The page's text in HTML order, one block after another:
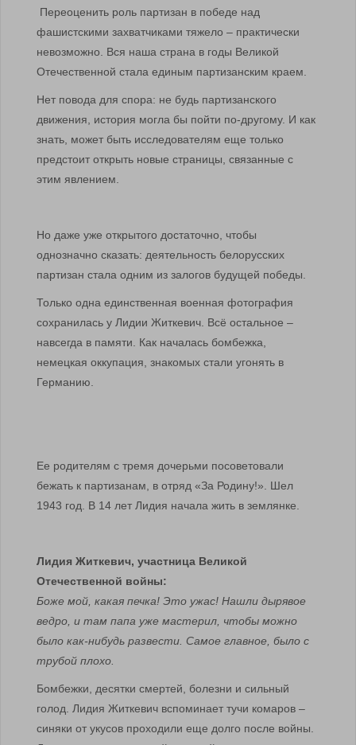
Переоценить роль партизан в победе над
фашистскими захватчиками тяжело – практически
невозможно. Вся наша страна в годы Великой
Отечественной стала единым партизанским краем.
Нет повода для спора: не будь партизанского
движения, история могла бы пойти по-другому. И как
знать, может быть исследователям еще только
предстоит открыть новые страницы, связанные с
этим явлением.
Но даже уже открытого достаточно, чтобы
однозначно сказать: деятельность белорусских
партизан стала одним из залогов будущей победы.
Только одна единственная военная фотография
сохранилась у Лидии Житкевич. Всё остальное –
навсегда в памяти. Как началась бомбежка,
немецкая оккупация, знакомых стали угонять в
Германию.
Ее родителям с тремя дочерьми посоветовали
бежать к партизанам, в отряд «За Родину!». Шел
1943 год. В 14 лет Лидия начала жить в землянке.
Лидия Житкевич, участница Великой
Отечественной войны:
Боже мой, какая печка! Это ужас! Нашли дырявое
ведро, и там папа уже мастерил, чтобы можно
было как-нибудь развести. Самое главное, было с
трубой плохо.
Бомбежки, десятки смертей, болезни и сильный
голод. Лидия Житкевич вспоминает тучи комаров –
синяки от укусов проходили еще долго после войны.